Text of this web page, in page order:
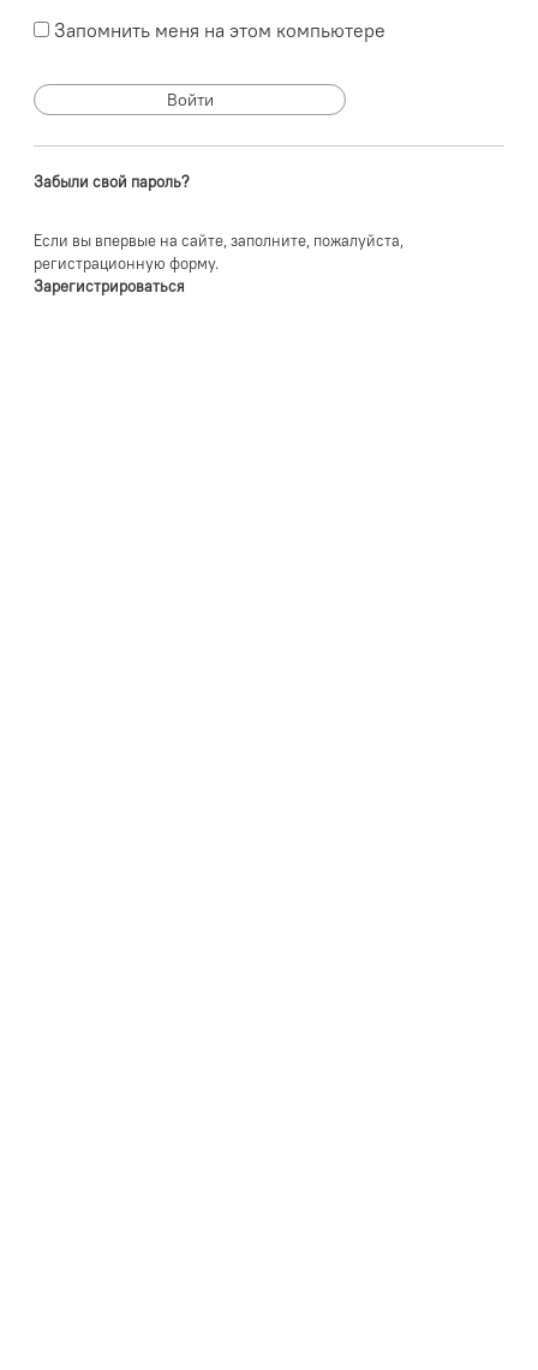
Запомнить меня на этом компьютере
Забыли свой пароль?
Если вы впервые на сайте, заполните, пожалуйста,
регистрационную форму.
Зарегистрироваться